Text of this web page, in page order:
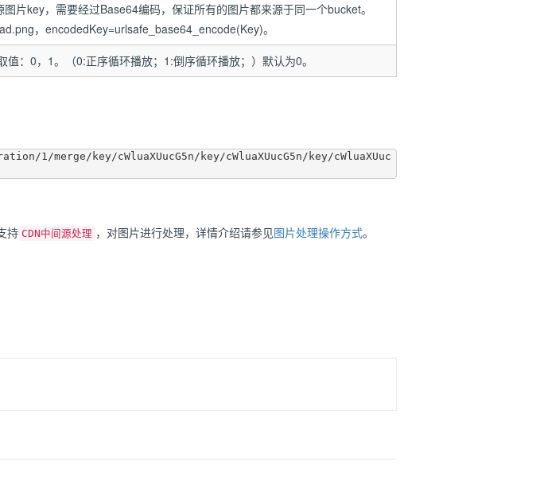
片key，需要经过Base64编码，保证所有的图片都来源于同一个bucket。
，encodedKey=urlsafe_base64_encode(Key)。
值：0，1。（0:正序循环播放；1:倒序循环播放；）默认为0。
1/merge/key/cWluaXUucG5n/key/cWluaXUucG5n/key/cWluaXUuc
持 CDN中间源处理 ，对图片进行处理，详情介绍请参见图片处理操作方式。